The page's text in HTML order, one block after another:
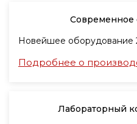
Современное
Новейшее оборудование
Подробнее о
Лабораторный